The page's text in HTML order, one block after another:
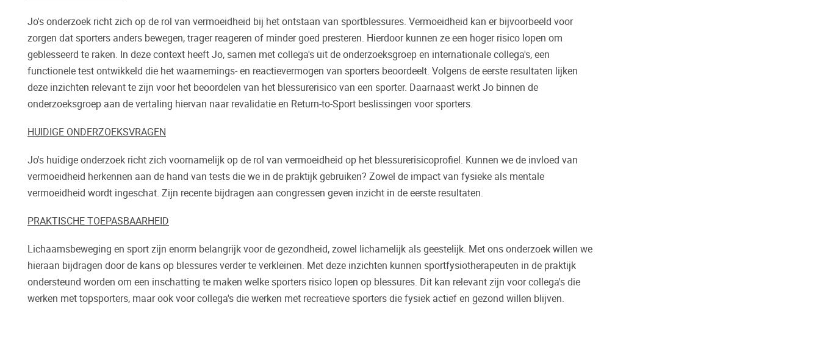
Jo's onderzoek richt zich op de rol van vermoeidheid bij het ontstaan van sportblessures. Vermoeidheid kan er bijvoorbeeld voor
zorgen dat sporters anders bewegen, trager reageren of minder goed presteren. Hierdoor kunnen ze een hoger risico lopen om
geblesseerd te raken. In deze context heeft Jo, samen met collega's uit de onderzoeksgroep en internationale collega's, een
functionele test ontwikkeld die het waarnemings- en reactievermogen van sporters beoordeelt. Volgens de eerste resultaten lijken
deze inzichten relevant te zijn voor het beoordelen van het blessurerisico van een sporter. Daarnaast werkt Jo binnen de
onderzoeksgroep aan de vertaling hiervan naar revalidatie en Return-to-Sport beslissingen voor sporters.
HUIDIGE ONDERZOEKSVRAGEN
Jo's huidige onderzoek richt zich voornamelijk op de rol van vermoeidheid op het blessurerisicoprofiel. Kunnen we de invloed van
vermoeidheid herkennen aan de hand van tests die we in de praktijk gebruiken? Zowel de impact van fysieke als mentale
vermoeidheid wordt ingeschat. Zijn recente bijdragen aan congressen geven inzicht in de eerste resultaten.
PRAKTISCHE TOEPASBAARHEID
Lichaamsbeweging en sport zijn enorm belangrijk voor de gezondheid, zowel lichamelijk als geestelijk. Met ons onderzoek willen we
hieraan bijdragen door de kans op blessures verder te verkleinen. Met deze inzichten kunnen sportfysiotherapeuten in de praktijk
ondersteund worden om een inschatting te maken welke sporters risico lopen op blessures. Dit kan relevant zijn voor collega's die
werken met topsporters, maar ook voor collega's die werken met recreatieve sporters die fysiek actief en gezond willen blijven.